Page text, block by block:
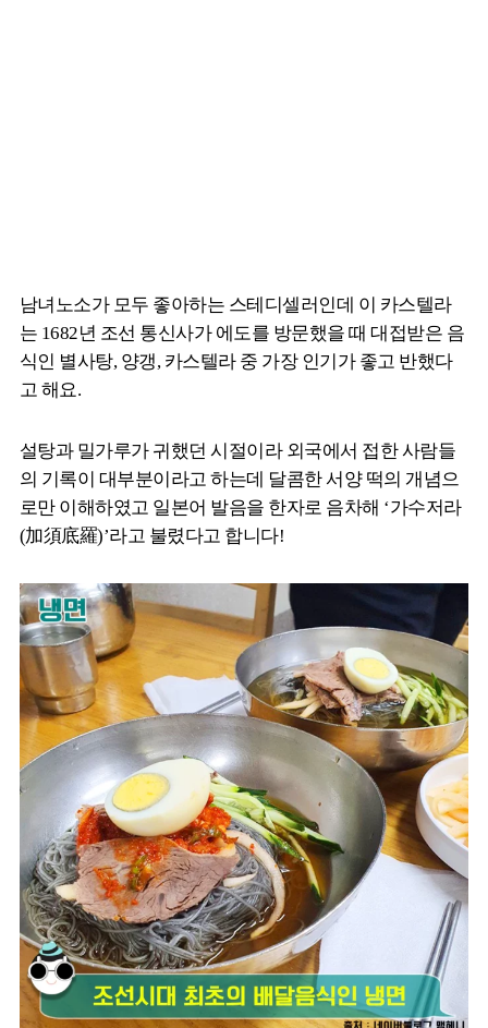
남녀노소가 모두 좋아하는 스테디셀러인데 이 카스텔라
는 1682년 조선 통신사가 에도를 방문했을 때 대접받은 음
식인 별사탕, 양갱, 카스텔라 중 가장 인기가 좋고 반했다
고 해요.
설탕과 밀가루가 귀했던 시절이라 외국에서 접한 사람들
의 기록이 대부분이라고 하는데 달콤한 서양 떡의 개념으
로만 이해하였고 일본어 발음을 한자로 음차해 ‘가수저라
(加須底羅)’라고 불렸다고 합니다!